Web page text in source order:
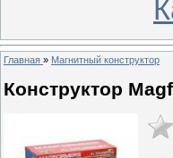
Главная » Магнитный конструктор
Конструктор